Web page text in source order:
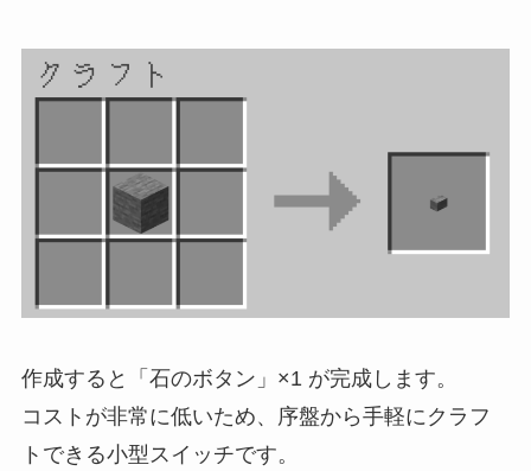
作成すると「石のボタン」×1 が完成します。
コストが非常に低いため、序盤から手軽にクラフ
トできる小型スイッチです。